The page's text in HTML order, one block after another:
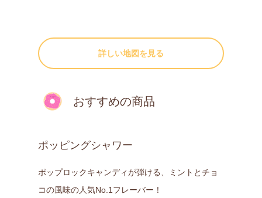
詳しい地図を見る
おすすめの商品
ポッピングシャワー
ポップロックキャンディが弾ける、ミントとチョ
コの風味の人気No.1フレーバー！